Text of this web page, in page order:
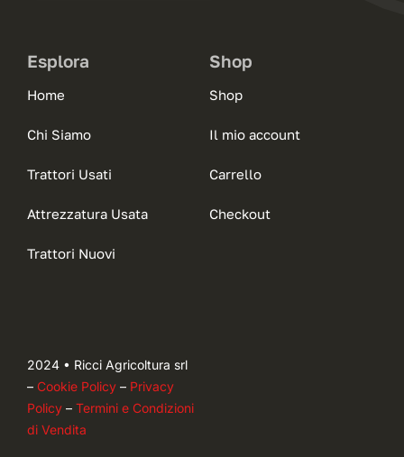
Esplora
Home
Chi Siamo
Trattori Usati
Attrezzatura Usata
Trattori Nuovi
Shop
Shop
Il mio account
Carrello
Checkout
2024 • Ricci Agricoltura srl
– Cookie Policy– Privacy
Policy– Termini e Condizioni
di Vendita